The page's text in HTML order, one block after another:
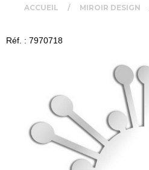
ACCUEIL MIROIR DESIGN
Réf. : 7970718